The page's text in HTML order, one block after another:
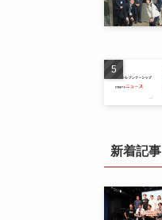
新着記事